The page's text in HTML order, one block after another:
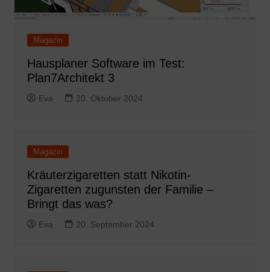
Magazin
Hausplaner Software im Test:
Plan7Architekt 3
Eva 20. Oktober 2024
Magazin
Kräuterzigaretten statt Nikotin-
Zigaretten zugunsten der Familie –
Bringt das was?
Eva 20. September 2024